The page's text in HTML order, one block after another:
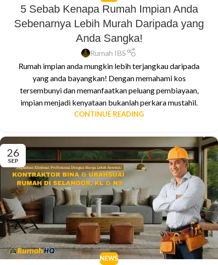
5 Sebab Kenapa Rumah Impian Anda
Sebenarnya Lebih Murah Daripada yang
Anda Sangka!
Rumah IBS
Rumah impian anda mungkin lebih terjangkau daripada
yang anda bayangkan! Dengan memahami kos
tersembunyi dan memanfaatkan peluang pembiayaan,
impian menjadi kenyataan bukanlah perkara mustahil.
CONTINUE READING
26
SEP
NEWS